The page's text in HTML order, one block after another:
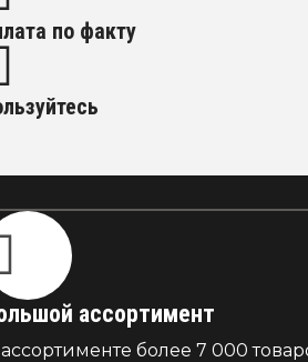
по факту
ассортимент
более 7 000